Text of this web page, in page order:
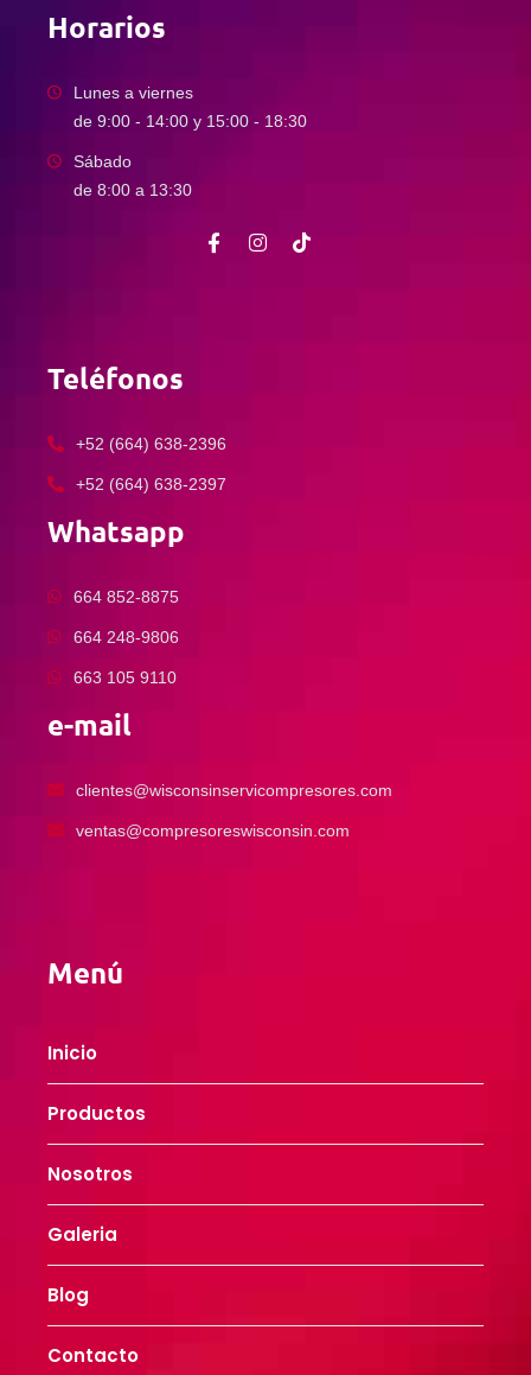
Horarios
Lunes a viernes
de 9:00 - 14:00 y 15:00 - 18:30
Sábado
de 8:00 a 13:30
Teléfonos
+52 (664) 638-2396
+52 (664) 638-2397
Whatsapp
664 852-8875
664 248-9806
663 105 9110
e-mail
clientes@wisconsinservicompresores.com
ventas@compresoreswisconsin.com
Menú
Inicio
Productos
Nosotros
Galeria
Blog
Contacto